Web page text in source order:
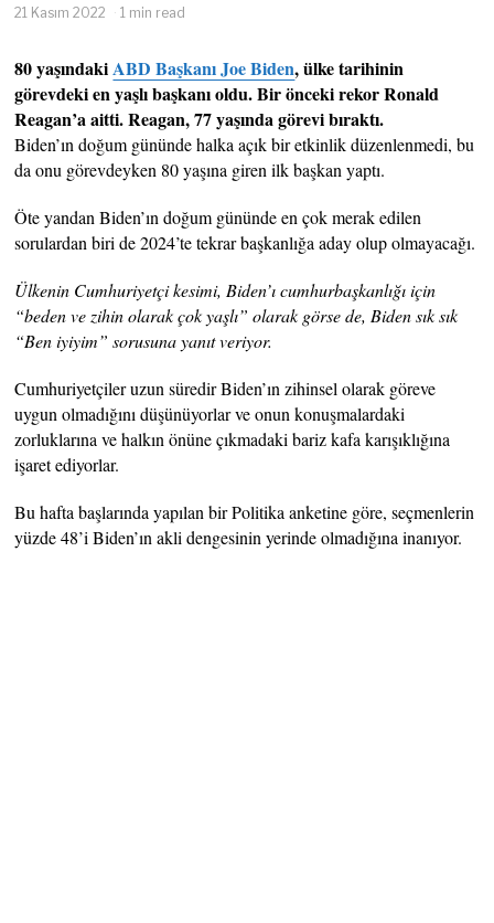
21 Kasım 2022 1 min read
80 yaşındakiABD Başkanı Joe Biden, ülke tarihinin
görevdeki en yaşlı başkanı oldu. Bir önceki rekor Ronald
Reagan’a aitti. Reagan, 77 yaşında görevi bıraktı.
Biden’ın doğum gününde halka açık bir etkinlik düzenlenmedi, bu
da onu görevdeyken 80 yaşına giren ilk başkan yaptı.
Öte yandan Biden’ın doğum gününde en çok merak edilen
sorulardan biri de 2024’te tekrar başkanlığa aday olup olmayacağı.
Ülkenin Cumhuriyetçi kesimi, Biden’ı cumhurbaşkanlığı için
“beden ve zihin olarak çok yaşlı” olarak görse de, Biden sık sık
“Ben iyiyim” sorusuna yanıt veriyor.
Cumhuriyetçiler uzun süredir Biden’ın zihinsel olarak göreve
uygun olmadığını düşünüyorlar ve onun konuşmalardaki
zorluklarına ve halkın önüne çıkmadaki bariz kafa karışıklığına
işaret ediyorlar.
Bu hafta başlarında yapılan bir Politika anketine göre, seçmenlerin
yüzde 48’i Biden’ın akli dengesinin yerinde olmadığına inanıyor.